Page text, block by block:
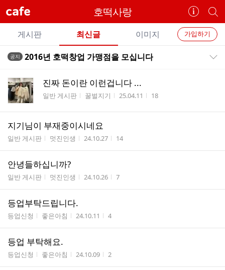
cafe 호떡사랑
카
페
정
보
개
별
카
페
검
카
페
메
뉴
가입하기
게시판 최신글 이미지
전
글
트
공지 2016년 호떡창업 가맹점을 모십니다
진짜 돈이란 이런겁니다 ...
게시판명
일반 게시판 작성자
꿀벌지기 작성시간
25.04.11 조회수
18
지기님이 부재중이시네요
게시판명
일반 게시판 작성자
멋진인생 작성시간
24.10.27 조회수
14
안녕들하십니까?
게시판명
일반 게시판 작성자
멋진인생 작성시간
24.10.26 조회수
7
등업부탁드립니다.
게시판명
등업신청 작성자
좋은아침 작성시간
24.10.11 조회수
4
등업 부탁해요.
게시판명
등업신청 작성자
좋은아침 작성시간
24.10.09 조회수
2